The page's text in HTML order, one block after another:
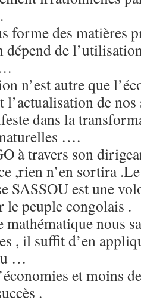
forme des matières
de
n’est autre que
l’actualisation de
dans la
….
à travers son
,rien n’en sortira
SASSOU est une
le peuple congolais .
mathématique nous
, il suffit d’en
…
et moins
.